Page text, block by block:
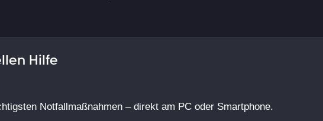
Hilfe
Notfallmaßnahmen – direkt am PC oder Smartphone.